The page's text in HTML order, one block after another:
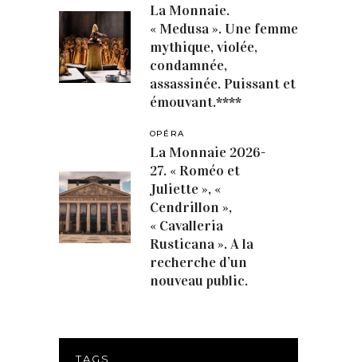
La Monnaie.
« Medusa ». Une femme
mythique, violée,
condamnée,
assassinée. Puissant et
émouvant.****
OPÉRA
La Monnaie 2026-
27. « Roméo et
Juliette », «
Cendrillon »,
« Cavalleria
Rusticana ». A la
recherche d’un
nouveau public.
TAGS